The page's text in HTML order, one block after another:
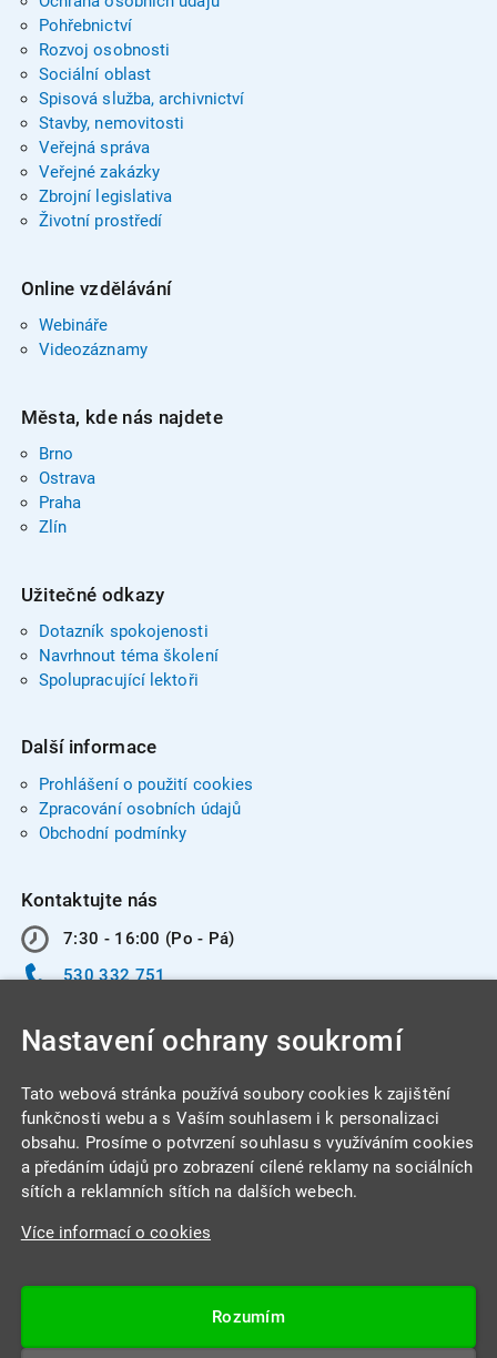
Pohřebnictví
Rozvoj osobnosti
Sociální oblast
Spisová služba, archivnictví
Stavby, nemovitosti
Veřejná správa
Veřejné zakázky
Zbrojní legislativa
Životní prostředí
Online vzdělávání
Webináře
Videozáznamy
Města, kde nás najdete
Brno
Ostrava
Praha
Zlín
Užitečné odkazy
Dotazník spokojenosti
Navrhnout téma školení
Spolupracující lektoři
Další informace
Prohlášení o použití cookies
Zpracování osobních údajů
Obchodní podmínky
Kontaktujte nás
7:30 - 16:00 (Po - Pá)
530 332 751
INTEGRA CENTRUM s.r.o.
Jabloňová 662/7
Datová schránka: 4beca6d
Nastavení ochrany soukromí
Tato webová stránka používá soubory cookies k zajištění
funkčnosti webu a s Vaším souhlasem i k personalizaci
obsahu. Prosíme o potvrzení souhlasu s využíváním cookies
a předáním údajů pro zobrazení cílené reklamy na sociálních
sítích a reklamních sítích na dalších webech.
Více informací o cookies
Rozumím